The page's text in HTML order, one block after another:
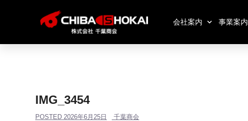
会社案内 事業案内
IMG_3454
POSTED 2026年6月25日 千葉商会